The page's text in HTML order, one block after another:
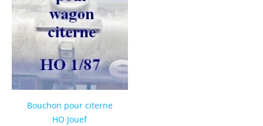
Bouchon pour citerne
HO Jouef